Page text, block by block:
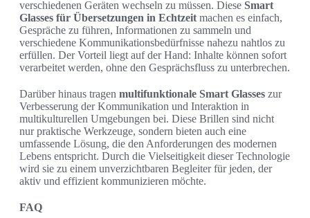
verschiedenen Geräten wechseln zu müssen. Diese Smart
Glasses für Übersetzungen in Echtzeit machen es einfach,
Gespräche zu führen, Informationen zu sammeln und
verschiedene Kommunikationsbedürfnisse nahezu nahtlos zu
erfüllen. Der Vorteil liegt auf der Hand: Inhalte können sofort
verarbeitet werden, ohne den Gesprächsfluss zu unterbrechen.
Darüber hinaus tragen multifunktionale Smart Glasses zur
Verbesserung der Kommunikation und Interaktion in
multikulturellen Umgebungen bei. Diese Brillen sind nicht
nur praktische Werkzeuge, sondern bieten auch eine
umfassende Lösung, die den Anforderungen des modernen
Lebens entspricht. Durch die Vielseitigkeit dieser Technologie
wird sie zu einem unverzichtbaren Begleiter für jeden, der
aktiv und effizient kommunizieren möchte.
FAQ